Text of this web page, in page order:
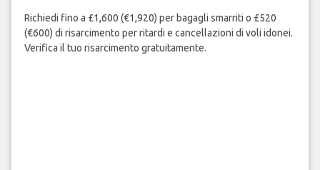
Richiedi fino a £1,600 (€1,920) per bagagli smarriti o £520
(€600) di risarcimento per ritardi e cancellazioni di voli idonei.
Verifica il tuo risarcimento gratuitamente.